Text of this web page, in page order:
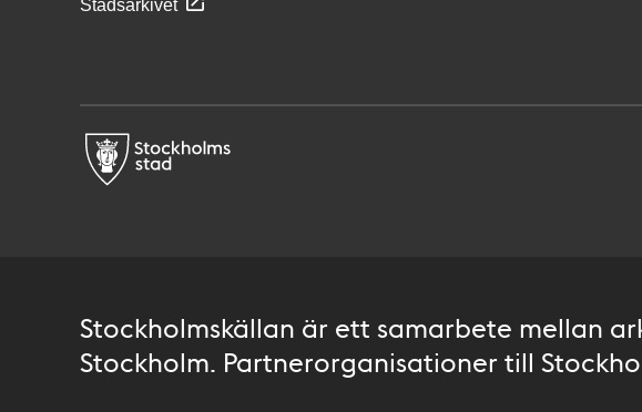
Stadsarkivet
Stockholmskällan är ett samarbete mellan
Stockholm. Partnerorganisationer till